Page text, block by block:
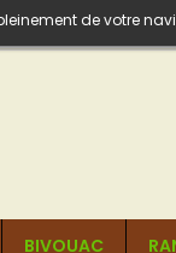
de votre
BIVOUAC